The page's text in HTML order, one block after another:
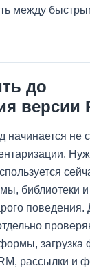
между
до
версии
начинается не
библиотеки
поведения.
загрузка
рассылки и